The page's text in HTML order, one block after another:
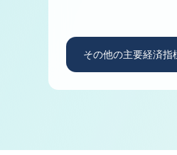
その他の主要経済指